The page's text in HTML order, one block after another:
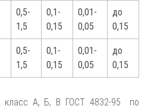
0,5-
1,5
0,1-
0,15
0,01-
0,05
до
0,15
0,5-
1,5
0,1-
0,15
0,01-
0,05
до
0,15
класс А, Б, В ГОСТ 4832-95 по